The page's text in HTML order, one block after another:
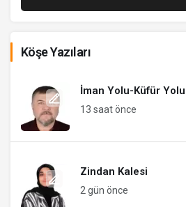
Köşe Yazıları
İman Yolu-Küfür Yolu
13 saat önce
Zindan Kalesi
2 gün önce